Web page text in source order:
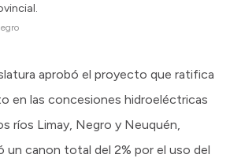
aprobó el proyecto que ratifica
en las concesiones hidroeléctricas
ríos Limay, Negro y Neuquén,
un canon total del 2% por el uso del